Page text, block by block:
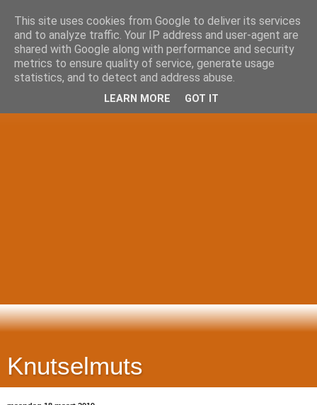
Knutselmuts
This site uses cookies from Google to deliver its services
and to analyze traffic. Your IP address and user-agent are
shared with Google along with performance and security
metrics to ensure quality of service, generate usage
statistics, and to detect and address abuse.
LEARN MORE GOT IT